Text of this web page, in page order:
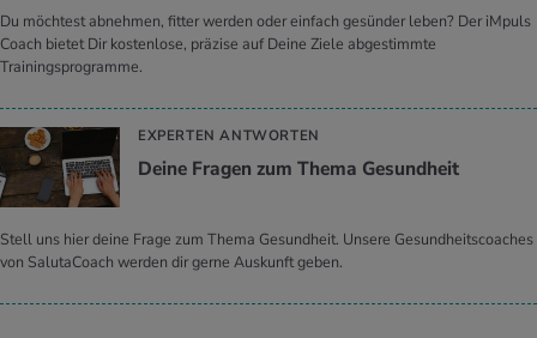
Du möchtest abnehmen, fitter werden oder einfach gesünder leben? Der iMpuls
Coach bietet Dir kostenlose, präzise auf Deine Ziele abgestimmte
Trainingsprogramme.
EXPERTEN ANTWORTEN
Deine Fra­gen zum Thema Ge­sund­heit
Stell uns hier deine Frage zum Thema Gesundheit. Unsere Gesundheitscoaches
von SalutaCoach werden dir gerne Auskunft geben.